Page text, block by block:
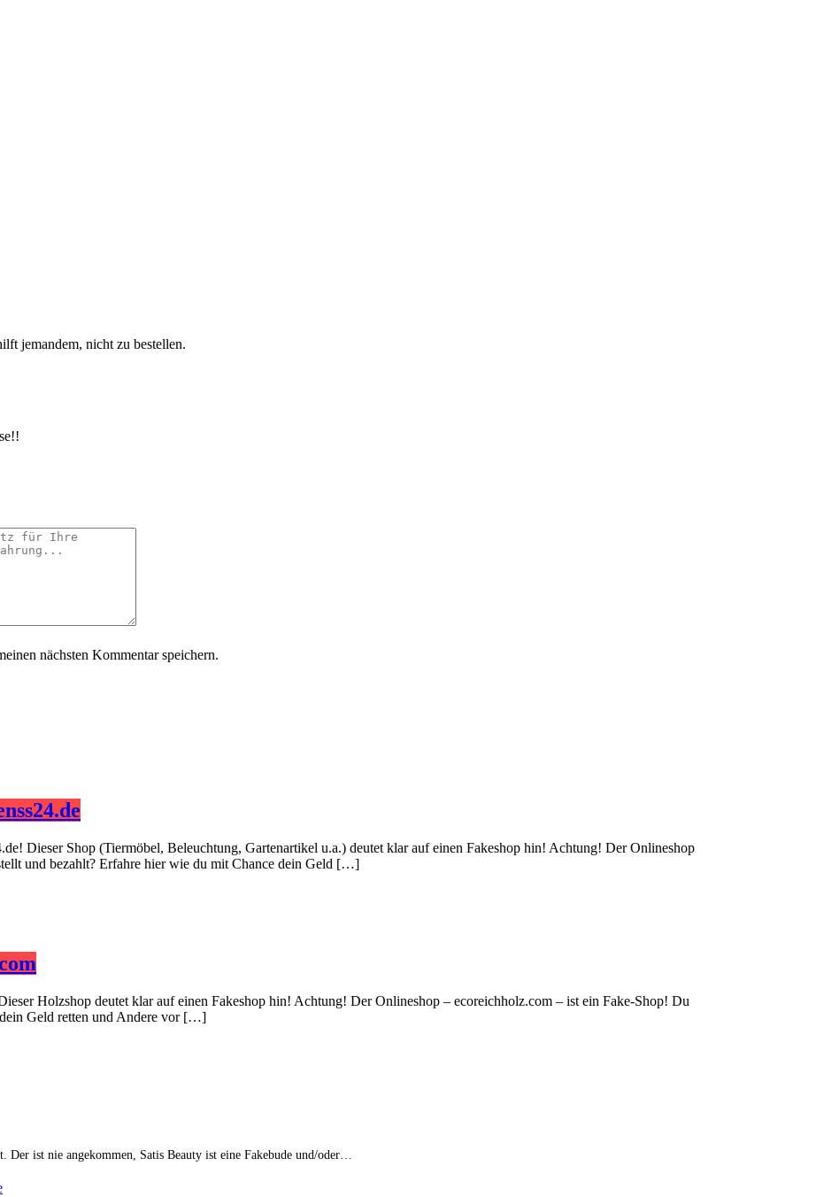
jemandem, nicht zu bestellen.
nächsten Kommentar speichern.
Dieser Shop (Tiermöbel, Beleuchtung, Gartenartikel u.a.) deutet klar auf einen Fakeshop hin! Achtung! Der Onlineshop
und bezahlt? Erfahre hier wie du mit Chance dein Geld […]
Holzshop deutet klar auf einen Fakeshop hin! Achtung! Der Onlineshop – ecoreichholz.com – ist ein Fake-Shop! Du
Geld retten und Andere vor […]
Der ist nie angekommen, Satis Beauty ist eine Fakebude und/oder…